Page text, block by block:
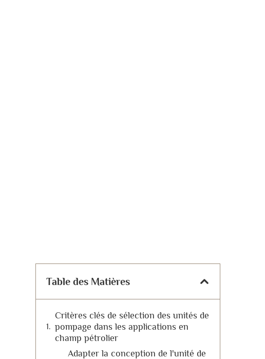
Table des Matières
Critères clés de sélection des unités de
pompage dans les applications en
champ pétrolier
Adapter la conception de l'unité de